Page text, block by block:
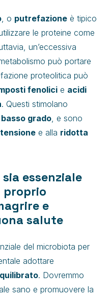
, o putrefazione è tipico
le proteine come
un’eccessiva
può portare
proteolitica può
fenolici e acidi
. Questi stimolano
grado, e sono
e alla ridotta
essenziale
proprio
e
salute
del microbiota per
adottare
. Dovremmo
sano e promuovere la